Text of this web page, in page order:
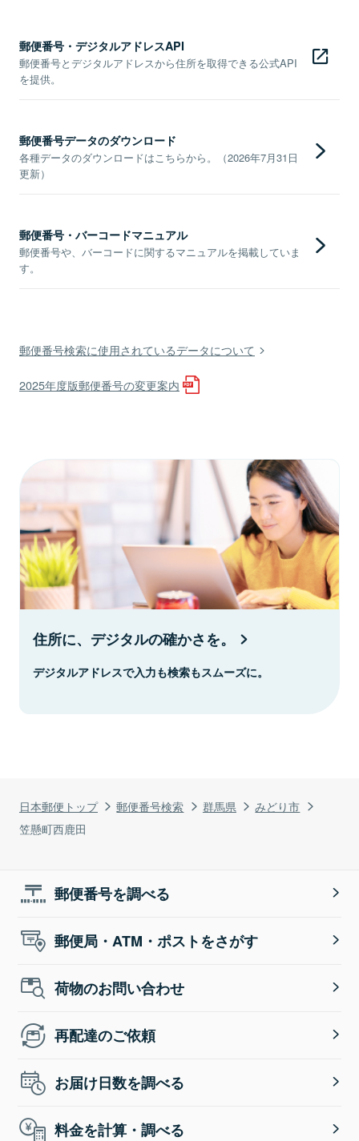
日本郵便トップ 郵便番号検索 群馬県
みどり市
笠懸町西鹿田
郵便番号・デジタルアドレスAPI
郵便番号とデジタルアドレスから住所を取得できる公式API
を提供。
郵便番号データのダウンロード
各種データのダウンロードはこちらから。（2026年7月31日
更新）
郵便番号・バーコードマニュアル
郵便番号や、バーコードに関するマニュアルを掲載していま
す。
郵便番号検索に使用されているデータについて
2025年度版郵便番号の変更案内
住所に、デジタルの確かさを。
デジタルアドレスで入力も検索もスムーズに。
郵便番号を調べる
郵便局・ATM・ポストをさがす
荷物のお問い合わせ
再配達のご依頼
お届け日数を調べる
料金を計算・調べる